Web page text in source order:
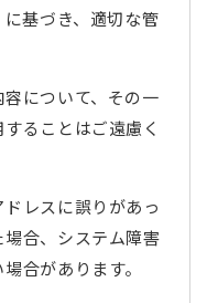
に基づき、適切な管
について、その一
ることはご遠慮く
レスに誤りがあっ
合、システム障害
合があります。